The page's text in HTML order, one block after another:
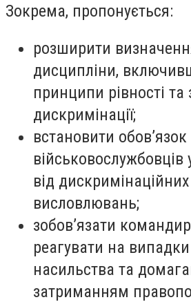
Зокрема, пропонується:
розширити
дисципліни,
принципи рівності та
дискримінації;
встановити обов’язок
військовослужбовців
від дискримінаційних
висловлювань;
зобов’язати
реагувати на
насильства та
затриманням